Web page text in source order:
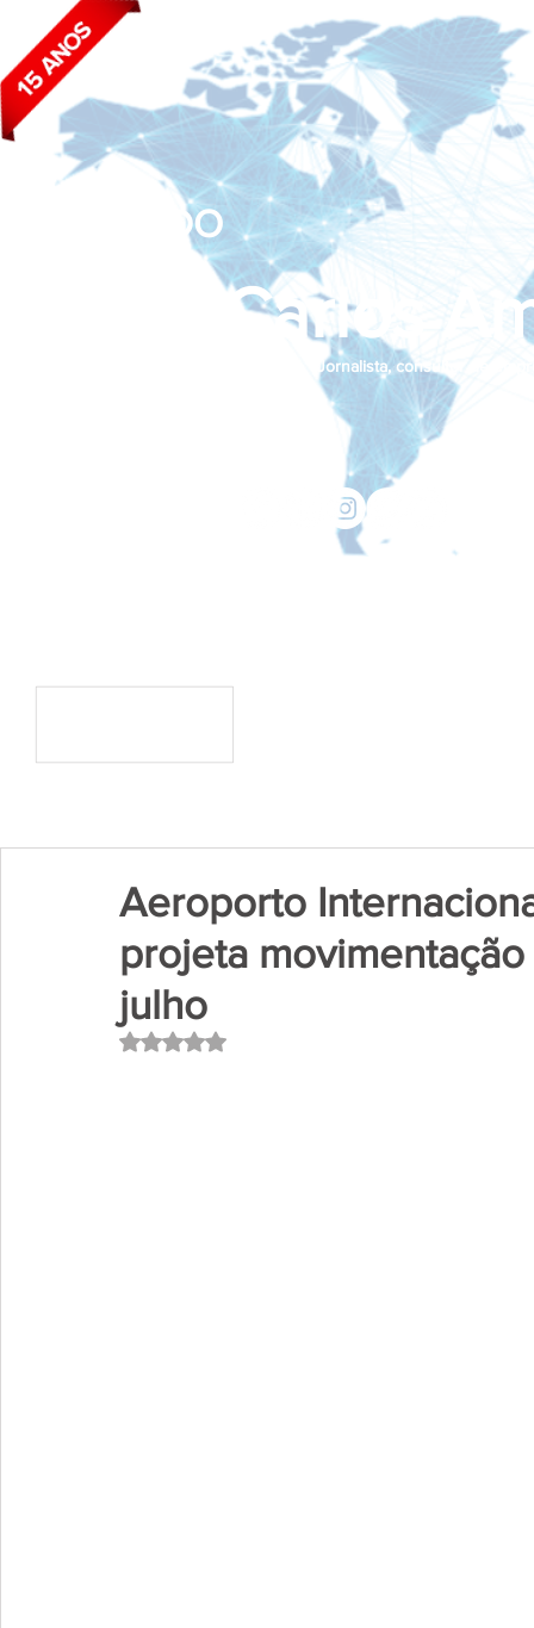
João Carlos
BLOG DO
Jornalista, consultor de
Aeroporto
projeta
julho
Avaliado com NaN de 5 estrelas.